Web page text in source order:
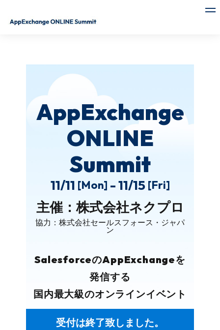
AppExchange
ONLINE
Summit
11/11 [Mon] -11/15 [Fri]
主催：株式会社ネクプロ
協力：株式会社セールスフォース・ジャパ
ン
SalesforceのAppExchangeを
発信する
国内最大級のオンラインイベント
受付は終了致しました。